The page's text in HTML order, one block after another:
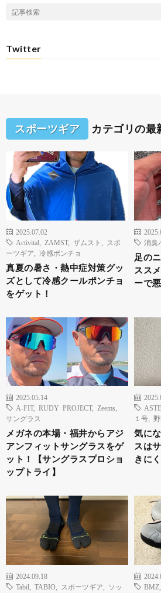
Twitter
スポーツギア カテゴリの最
2025.07.02
Activital
ZAMST, ザムスト
スポ
ーツギア
冷感ポンチョ
真夏の暑さ・熱中症対策グッ
ズとして冷感クールポンチョ
をゲット！
消臭
足の
スス
ーで
2025.05.14
A-FIT, RUDY PROJECT, Zeems
サングラス
メガネの本場・福井からアジ
アンフィットサングラスをゲ
ット！【サングラスプロショ
ップトライ】
１号
気に
スは
きに
2024.09.18
Tabil
TABIO スポーツギア
ソッ
BMZ